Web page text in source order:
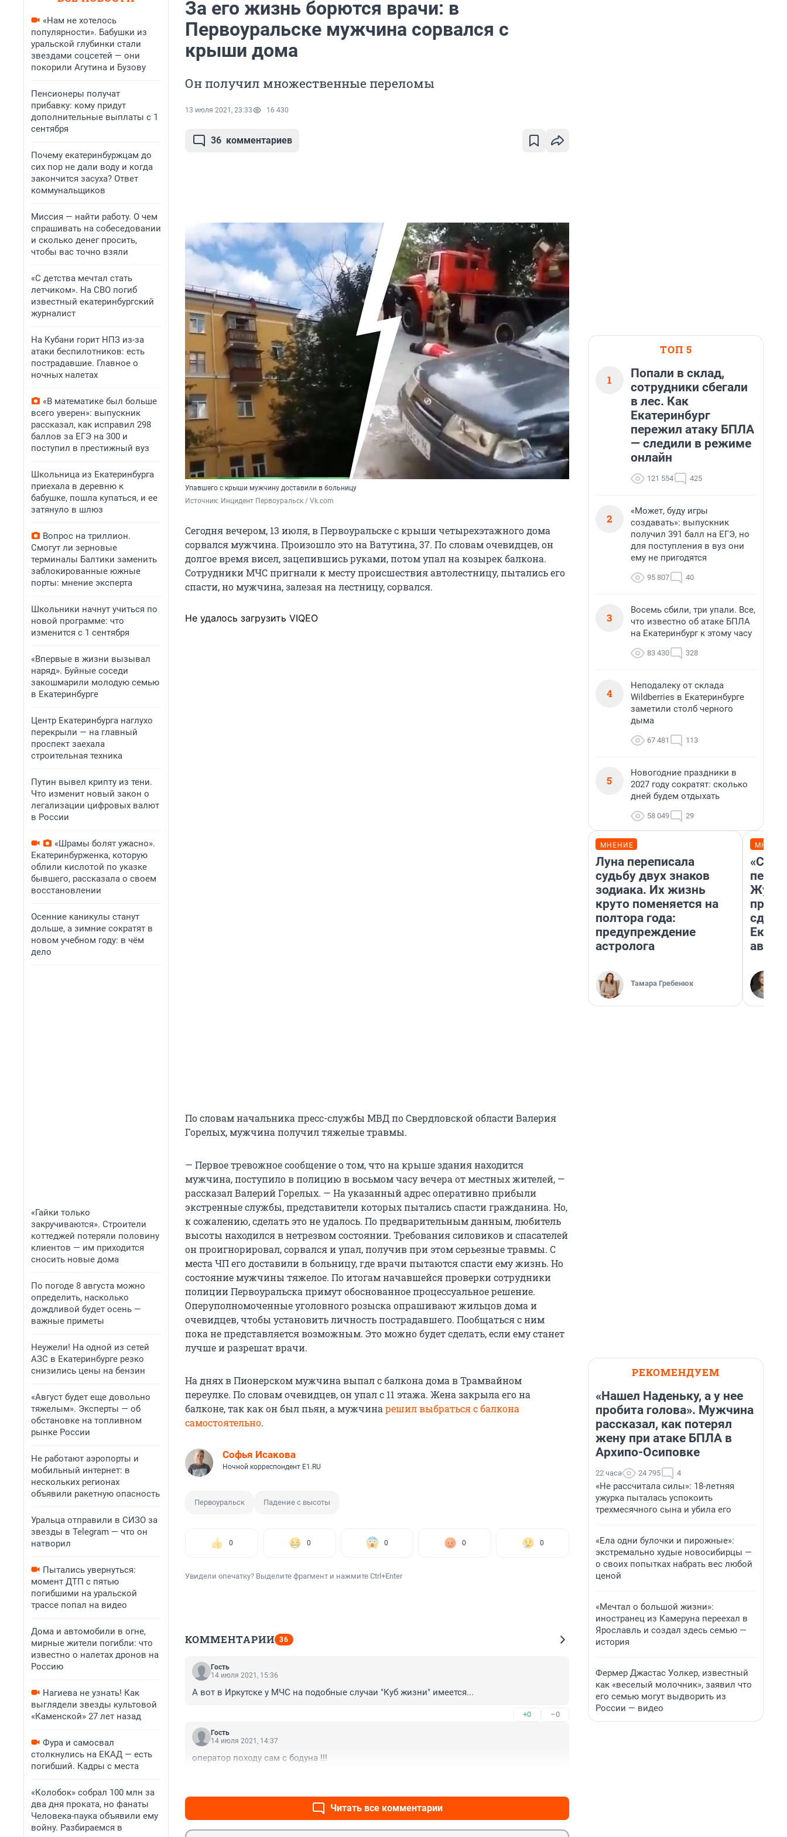
«Нам не хотелось
популярности». Бабушки из
уральской глубинки стали
звездами соцсетей — они
покорили Агутина и Бузову
Пенсионеры получат
прибавку: кому придут
дополнительные выплаты с 1
сентября
Почему екатеринбуржцам до
сих пор не дали воду и когда
закончится засуха? Ответ
коммунальщиков
Миссия — найти работу. О чем
спрашивать на собеседовании
и сколько денег просить,
чтобы вас точно взяли
«С детства мечтал стать
летчиком». На СВО погиб
известный екатеринбургский
журналист
На Кубани горит НПЗ из-за
атаки беспилотников: есть
пострадавшие. Главное о
ночных налетах
«В математике был больше
всего уверен»: выпускник
рассказал, как исправил 298
баллов за ЕГЭ на 300 и
поступил в престижный вуз
Школьница из Екатеринбурга
приехала в деревню к
бабушке, пошла купаться, и ее
затянуло в шлюз
Вопрос на триллион.
Смогут ли зерновые
терминалы Балтики заменить
заблокированные южные
порты: мнение эксперта
Школьники начнут учиться по
новой программе: что
изменится с 1 сентября
«Впервые в жизни вызывал
наряд». Буйные соседи
закошмарили молодую семью
в Екатеринбурге
Центр Екатеринбурга наглухо
перекрыли — на главный
проспект заехала
строительная техника
Путин вывел крипту из тени.
Что изменит новый закон о
легализации цифровых валют
в России
«Шрамы болят ужасно».
Екатеринбурженка, которую
облили кислотой по указке
бывшего, рассказала о своем
восстановлении
Осенние каникулы станут
дольше, а зимние сократят в
новом учебном году: в чём
дело
«Гайки только
закручиваются». Строители
коттеджей потеряли половину
клиентов — им приходится
сносить новые дома
По погоде 8 августа можно
определить, насколько
дождливой будет осень —
важные приметы
Неужели! На одной из сетей
АЗС в Екатеринбурге резко
снизились цены на бензин
«Август будет еще довольно
тяжелым». Эксперты — об
обстановке на топливном
рынке России
Не работают аэропорты и
мобильный интернет: в
нескольких регионах
объявили ракетную опасность
Уральца отправили в СИЗО за
звезды в Telegram — что он
натворил
Пытались увернуться:
момент ДТП с пятью
погибшими на уральской
трассе попал на видео
Дома и автомобили в огне,
мирные жители погибли: что
известно о налетах дронов на
Россию
Нагиева не узнать! Как
выглядели звезды культовой
«Каменской» 27 лет назад
Фура и самосвал
столкнулись на ЕКАД — есть
погибший. Кадры с места
«Колобок» собрал 100 млн за
два дня проката, но фанаты
Человека-паука объявили ему
войну. Разбираемся в
За его жизнь борются врачи: в
Первоуральске мужчина сорвался с
крыши дома
Он получил множественные переломы
13 июля 2021, 23:33 16 430
36 комментариев
Упавшего с крыши мужчину доставили в больницу
Источник: Инцидент Первоуральск / Vk.com
Сегодня вечером, 13 июля, в Первоуральске с крыши четырехэтажного дома
сорвался мужчина. Произошло это на Ватутина, 37. По словам очевидцев, он
долгое время висел, зацепившись руками, потом упал на козырек балкона.
Сотрудники МЧС пригнали к месту происшествия автолестницу, пытались его
спасти, но мужчина, залезая на лестницу, сорвался.
Не удалось загрузить VIQEO
По словам начальника пресс-службы МВД по Свердловской области Валерия
Горелых, мужчина получил тяжелые травмы.
— Первое тревожное сообщение о том, что на крыше здания находится
мужчина, поступило в полицию в восьмом часу вечера от местных жителей, —
рассказал Валерий Горелых. — На указанный адрес оперативно прибыли
экстренные службы, представители которых пытались спасти гражданина. Но,
к сожалению, сделать это не удалось. По предварительным данным, любитель
высоты находился в нетрезвом состоянии. Требования силовиков и спасателей
он проигнорировал, сорвался и упал, получив при этом серьезные травмы. С
места ЧП его доставили в больницу, где врачи пытаются спасти ему жизнь. Но
состояние мужчины тяжелое. По итогам начавшейся проверки сотрудники
полиции Первоуральска примут обоснованное процессуальное решение.
Оперуполномоченные уголовного розыска опрашивают жильцов дома и
очевидцев, чтобы установить личность пострадавшего. Пообщаться с ним
пока не представляется возможным. Это можно будет сделать, если ему станет
лучше и разрешат врачи.
На днях в Пионерском мужчина выпал с балкона дома в Трамвайном
переулке. По словам очевидцев, он упал с 11 этажа. Жена закрыла его на
балконе, так как он был пьян, а мужчина решил выбраться с балкона
самостоятельно.
Софья Исакова
Ночной корреспондент E1.RU
Первоуральск Падение с высоты
0 0 0 0 0
Увидели опечатку? Выделите фрагмент и нажмите Ctrl+Enter
КОММЕНТАРИИ 36
Гость
14 июля 2021, 15:36
А вот в Иркутске у МЧС на подобные случаи "Куб жизни" имеется...
+0 –0
Гость
14 июля 2021, 14:37
оператор походу сам с бодуна !!!
Читать все комментарии
ТОП 5
1
Попали в склад,
сотрудники сбегали
в лес. Как
Екатеринбург
пережил атаку БПЛА
— следили в режиме
онлайн
121 554 425
2
«Может, буду игры
создавать»: выпускник
получил 391 балл на ЕГЭ, но
для поступления в вуз они
ему не пригодятся
95 807 40
3
Восемь сбили, три упали. Все,
что известно об атаке БПЛА
на Екатеринбург к этому часу
83 430 328
4
Неподалеку от склада
Wildberries в Екатеринбурге
заметили столб черного
дыма
67 481 113
5
Новогодние праздники в
2027 году сократят: сколько
дней будем отдыхать
58 049 29
МНЕНИЕ
Луна переписала
судьбу двух знаков
зодиака. Их жизнь
круто поменяется на
полтора года:
предупреждение
астролога
Тамара Гребенюк
РЕКОМЕНДУЕМ
«Нашел Наденьку, а у нее
пробита голова». Мужчина
рассказал, как потерял
жену при атаке БПЛА в
Архипо-Осиповке
22 часа 24 795 4
«Не рассчитала силы»: 18-летняя
ужурка пыталась успокоить
трехмесячного сына и убила его
«Ела одни булочки и пирожные»:
экстремально худые новосибирцы —
о своих попытках набрать вес любой
ценой
«Мечтал о большой жизни»:
иностранец из Камеруна переехал в
Ярославль и создал здесь семью —
история
Фермер Джастас Уолкер, известный
как «веселый молочник», заявил что
его семью могут выдворить из
России — видео